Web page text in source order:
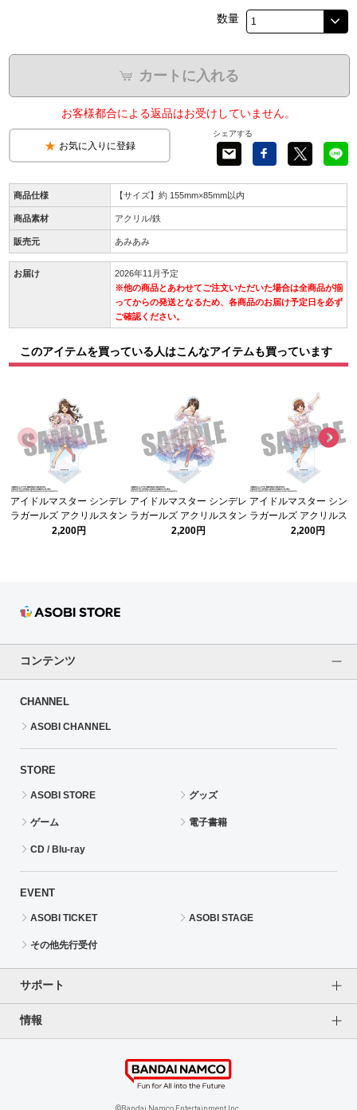
数量
カートに入れる
お客様都合による返品はお受けしていません。
お気に入りに登録
シェアする
商品仕様 【サイズ】約 155mm×85mm以内
商品素材 アクリル/鉄
販売元 あみあみ
お届け
2026年11月予定
※他の商品とあわせてご注文いただいた場合は全商品が揃
ってからの発送となるため、各商品のお届け予定日を必ず
ご確認ください。
このアイテムを買っている人はこんなアイテムも買っています
アイドルマスター シンデレ
ラガールズ アクリルスタン
ド 島村卯月 シンデレラガー
2,200円
アイドルマスター シンデレ
ラガールズ アクリルスタン
ド 渋谷 凛 シンデレラガー
2,200円
アイドルマスター シン
ラガールズ アクリルス
ド 本田未央 シンデレラ
2,200円
コンテンツ
CHANNEL
ASOBI CHANNEL
STORE
ASOBI STORE グッズ
ゲーム 電子書籍
CD / Blu-ray
EVENT
ASOBI TICKET ASOBI STAGE
その他先行受付
サポート
よくあるご質問（FAQ）
情報
個人情報保護方針
特定商取引法に基づく表記 企業情報